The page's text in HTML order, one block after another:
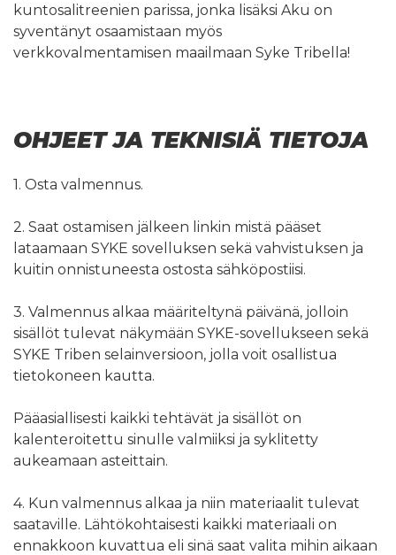
kuntosalitreenien parissa, jonka lisäksi Aku on
syventänyt osaamistaan myös
verkkovalmentamisen maailmaan Syke Tribella!
OHJEET JA TEKNISIÄ TIETOJA
1. Osta valmennus.
2. Saat ostamisen jälkeen linkin mistä pääset
lataamaan SYKE sovelluksen sekä vahvistuksen ja
kuitin onnistuneesta ostosta sähköpostiisi.
3. Valmennus alkaa määriteltynä päivänä, jolloin
sisällöt tulevat näkymään SYKE-sovellukseen sekä
SYKE Triben selainversioon, jolla voit osallistua
tietokoneen kautta.
Pääasiallisesti kaikki tehtävät ja sisällöt on
kalenteroitettu sinulle valmiiksi ja syklitetty
aukeamaan asteittain.
4. Kun valmennus alkaa ja niin materiaalit tulevat
saataville. Lähtökohtaisesti kaikki materiaali on
ennakkoon kuvattua eli sinä saat valita mihin aikaan